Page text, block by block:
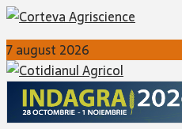
7 august 2026